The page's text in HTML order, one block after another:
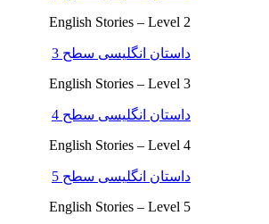
English Stories – Level 2
داستان انگلیسی سطح 3
English Stories – Level 3
داستان انگلیسی سطح 4
English Stories – Level 4
داستان انگلیسی سطح 5
English Stories – Level 5